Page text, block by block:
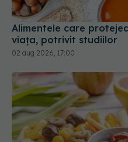
Alimentele care
viața, potrivit studiilor
02 aug 2026, 17:00